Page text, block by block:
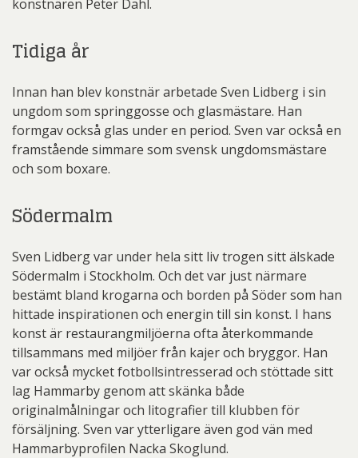
konstnären Peter Dahl.
Tidiga år
Innan han blev konstnär arbetade Sven Lidberg i sin
ungdom som springgosse och glasmästare. Han
formgav också glas under en period. Sven var också en
framstående simmare som svensk ungdomsmästare
och som boxare.
Södermalm
Sven Lidberg var under hela sitt liv trogen sitt älskade
Södermalm i Stockholm. Och det var just närmare
bestämt bland krogarna och borden på Söder som han
hittade inspirationen och energin till sin konst. I hans
konst är restaurangmiljöerna ofta återkommande
tillsammans med miljöer från kajer och bryggor. Han
var också mycket fotbollsintresserad och stöttade sitt
lag Hammarby genom att skänka både
originalmålningar och litografier till klubben för
försäljning. Sven var ytterligare även god vän med
Hammarbyprofilen Nacka Skoglund.